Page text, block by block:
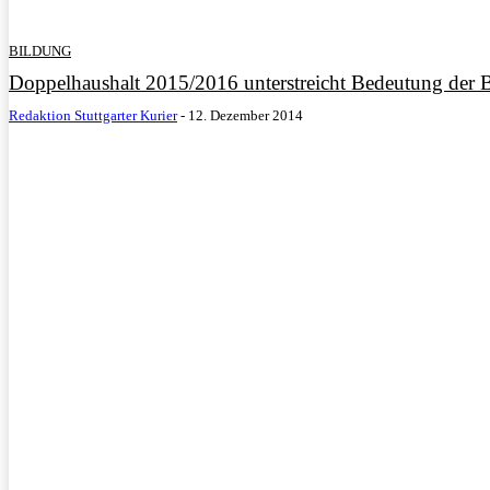
BILDUNG
Doppelhaushalt 2015/2016 unterstreicht Bedeutung der
Redaktion Stuttgarter Kurier - 12. Dezember 2014